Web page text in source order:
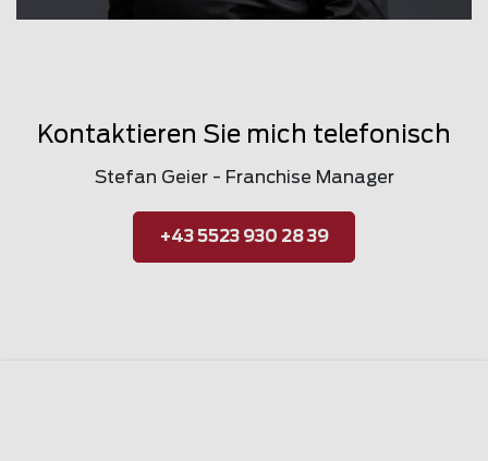
Kontaktieren Sie mich telefonisch
Stefan Geier - Franchise Manager
+43 5523 930 28 39